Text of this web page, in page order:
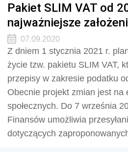
Pakiet SLIM VAT od
najważniejsze
07.09.2020
Z dniem 1 stycznia 2021 r.
życie tzw. pakietu SLIM VAT,
przepisy w zakresie podatku
Obecnie projekt zmian jest na
społecznych. Do 7 września
Finansów umożliwia
dotyczących